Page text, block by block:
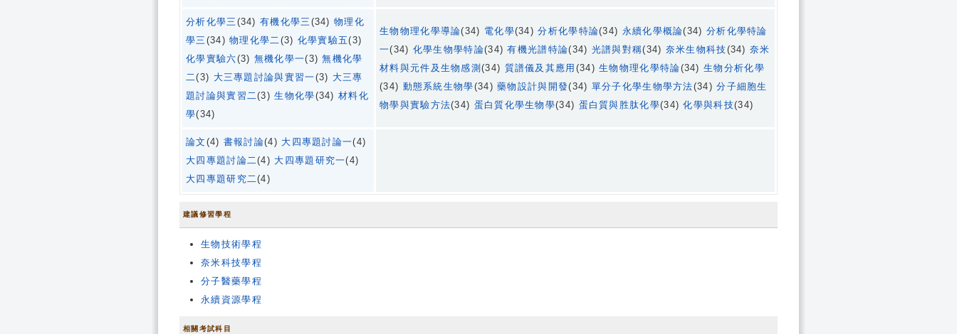
分析化學三 (34) 有機化學三 (34) 物理化
學三 (34)物理化學二(3) 化學實驗五(3)
化學實驗六(3) 無機化學一(3)無機化學
二(3) 大三專題討論與實習一(3) 大三專
題討論與實習二(3)生物化學(34)材料化
學(34)
生物物理化學導論(34) 電化學(34)分析化學特論(34) 永續化學概論(34) 分析化學特論
一(34) 化學生物學特論(34)有機光譜特論(34) 光譜與對稱(34) 奈米生物科技(34)奈米
材料與元件及生物感測(34) 質譜儀及其應用 (34)生物物理化學特論(34)生物分析化學
(34) 動態系統生物學(34)藥物設計與開發(34) 單分子化學生物學方法(34)分子細胞生
物學與實驗方法(34) 蛋白質化學生物學(34) 蛋白質與胜肽化學(34)化學與科技(34)
論文 (4) 書報討論(4) 大四專題討論一(4)
大四專題討論二(4) 大四專題研究一(4)
大四專題研究二(4)
建議修習學程
生物技術學程
奈米科技學程
分子醫藥學程
永續資源學程
相關考試科目